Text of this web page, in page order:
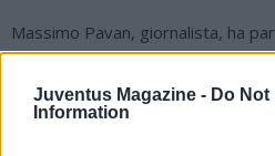
Juventus Magazine - Do
Information
Massimo Pavan, giornalista, ha
di Massimiliano Allegri nel suo
Napoli ha scelto di affidarsi a
una nuova fase del proprio